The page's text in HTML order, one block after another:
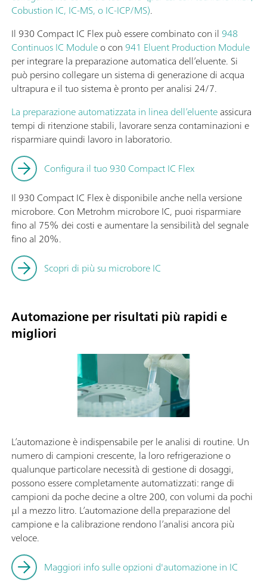
Cobustion IC, IC-MS, o IC-ICP/MS).
Il 930 Compact IC Flex può essere combinato con il 948
Continuos IC Moduleo con 941 Eluent Production Module
per integrare la preparazione automatica dell’eluente. Si
può persino collegare un sistema di generazione di acqua
ultrapura e il tuo sistema è pronto per analisi 24/7.
La preparazione automatizzata in linea dell’eluenteassicura
tempi di ritenzione stabili, lavorare senza contaminazioni e
risparmiare quindi lavoro in laboratorio.
Configura il tuo 930 Compact IC Flex
Il 930 Compact IC Flex è disponibile anche nella versione
microbore. Con Metrohm microbore IC, puoi risparmiare
fino al 75% dei costi e aumentare la sensibilità del segnale
fino al 20%.
Scopri di più su microbore IC
Automazione per risultati più rapidi e
migliori
L’automazione è indispensabile per le analisi di routine. Un
numero di campioni crescente, la loro refrigerazione o
qualunque particolare necessità di gestione di dosaggi,
possono essere completamente automatizzati: range di
campioni da poche decine a oltre 200, con volumi da pochi
µl a mezzo litro. L’automazione della preparazione del
campione e la calibrazione rendono l’analisi ancora più
veloce.
Maggiori info sulle opzioni d'automazione in IC